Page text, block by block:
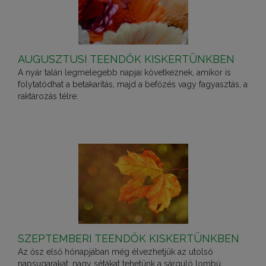
AUGUSZTUSI TEENDŐK KISKERTÜNKBEN
A nyár talán legmelegebb napjai következnek, amikor is
folytatódhat a betakarítás, majd a befőzés vagy fagyasztás, a
raktározás télre.
SZEPTEMBERI TEENDŐK KISKERTÜNKBEN
Az ősz első hónapjában még élvezhetjük az utolsó
napsugarakat, nagy sétákat tehetünk a sárguló lombú